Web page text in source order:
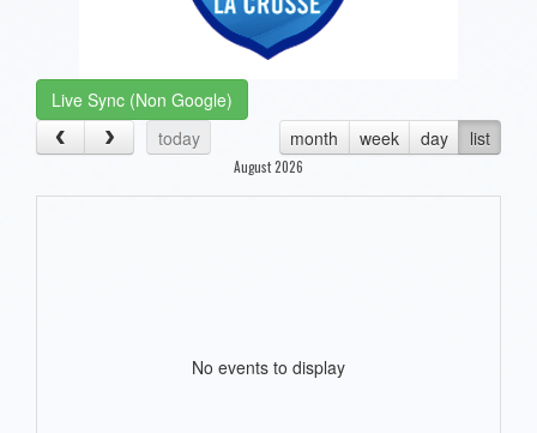
Live Sync (Non Google)
today
month week day list
August 2026
No events to display